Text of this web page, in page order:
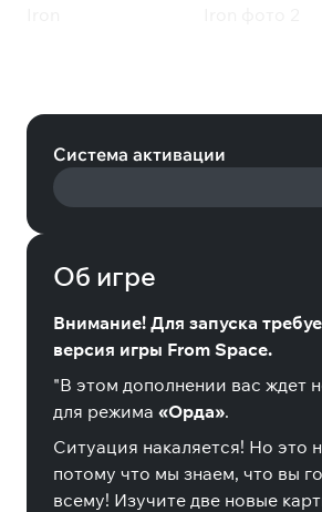
Система активации
Об игре
Внимание! Для запуска
версия игры From Space.
"В этом дополнении вас ждет
для режима «Орда».
Ситуация накаляется! Но это
потому что мы знаем, что вы
всему! Изучите две новые